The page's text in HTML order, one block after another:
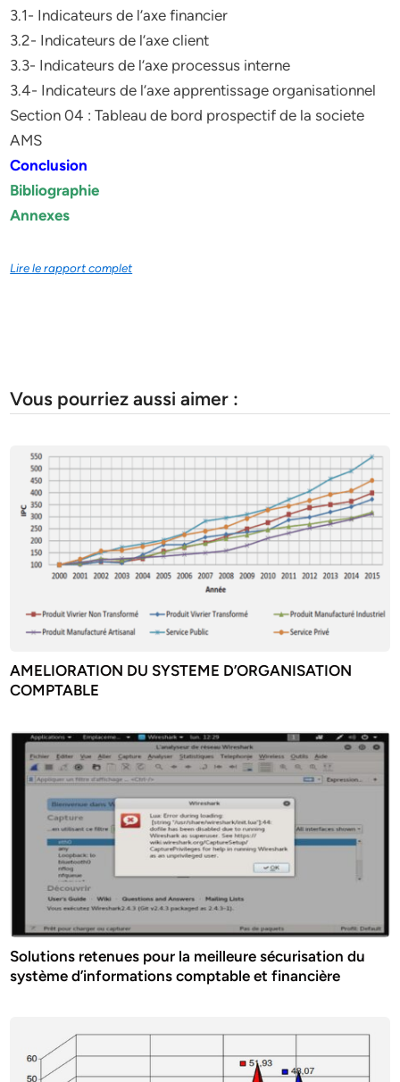
3.1- Indicateurs de l’axe financier
3.2- Indicateurs de l’axe client
3.3- Indicateurs de l’axe processus interne
3.4- Indicateurs de l’axe apprentissage organisationnel
Section 04 : Tableau de bord prospectif de la societe
AMS
Conclusion
Bibliographie
Annexes
Lire le rapport complet
Vous pourriez aussi aimer :
AMELIORATION DU SYSTEME D’ORGANISATION
COMPTABLE
Solutions retenues pour la meilleure sécurisation du
système d’informations comptable et financière